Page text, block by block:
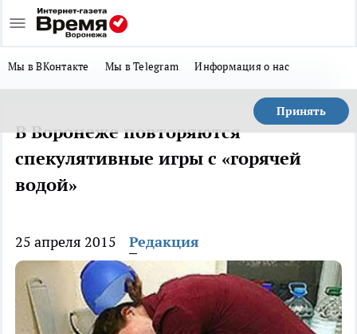
Мы в ВКонтакте Мы в Telegram Информация о нас
Принять
В Воронеже повторяются
спекулятивные игры с «горячей
водой»
25 апреля 2015 Редакция